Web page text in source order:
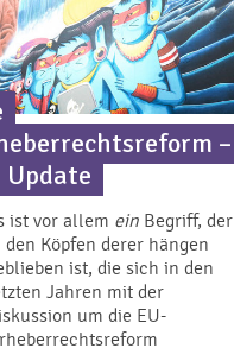
–
Update
ist vor allem einBegriff, der
den Köpfen derer hängen
ist, die sich in den
Jahren mit der
um die EU-